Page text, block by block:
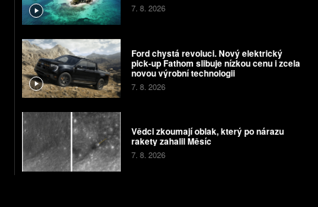
7. 8. 2026
Ford chystá revoluci. Nový elektrický
pick-up Fathom slibuje nízkou cenu i zcela
novou výrobní technologii
7. 8. 2026
Vědci zkoumají oblak, který po nárazu
rakety zahalil Měsíc
7. 8. 2026